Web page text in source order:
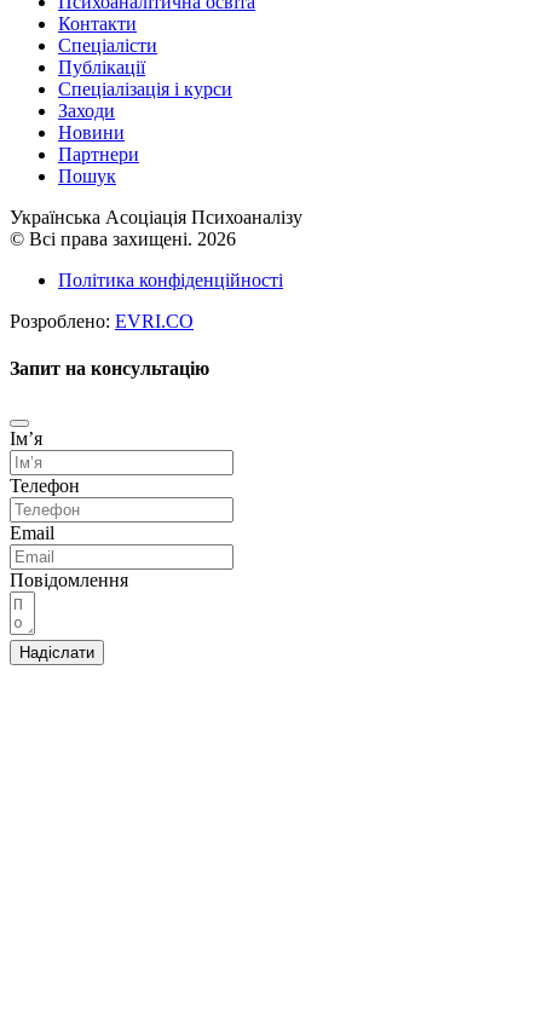
Контакти
Спеціалісти
Публікації
Cпеціалізація і курси
Заходи
Новини
Партнери
Пошук
Українська Асоціація Психоаналізу
© Всі права захищені. 2026
Політика конфіденційності
Розроблено: EVRI.CO
Запит на консультацію
Імʼя
Телефон
Email
Повідомлення
Надіслати